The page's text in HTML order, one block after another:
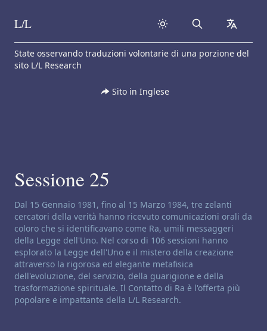
Skip to content
L/L Search
State osservando traduzioni volontarie di una porzione del
sito L/L Research
Sito in Inglese
Sessione 25
Disclaimer di canalizzazione:
Dal 15 Gennaio 1981, fino al 15 Marzo 1984, tre zelanti
cercatori della verità hanno ricevuto comunicazioni orali da
coloro che si identificavano come Ra, umili messaggeri
della Legge dell'Uno. Nel corso di 106 sessioni hanno
esplorato la Legge dell'Uno e il mistero della creazione
attraverso la rigorosa ed elegante metafisica
dell'evoluzione, del servizio, della guarigione e della
trasformazione spirituale. Il Contatto di Ra è l'offerta più
popolare e impattante della L/L Research.